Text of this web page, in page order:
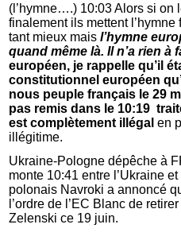
(l’hymne….) 10:03 Alors si on
finalement ils mettent
tant mieux maisl’hymne
quand même là. Il n’a rien à
européen, je rappelle qu’il
constitutionnel européen
nous peuple français le 29
pas remis dans le 10:19
est complètement illégal en
illégitime.
Ukraine-Pologne dépêche à
monte 10:41 entre l’Ukraine
polonais Navroki a annoncé
l’ordre de l’EC Blanc de
Zelenski ce 19 juin.